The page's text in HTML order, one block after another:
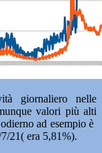
giornaliero nelle
valori più alti
ad esempio è
21( era 5,81%).